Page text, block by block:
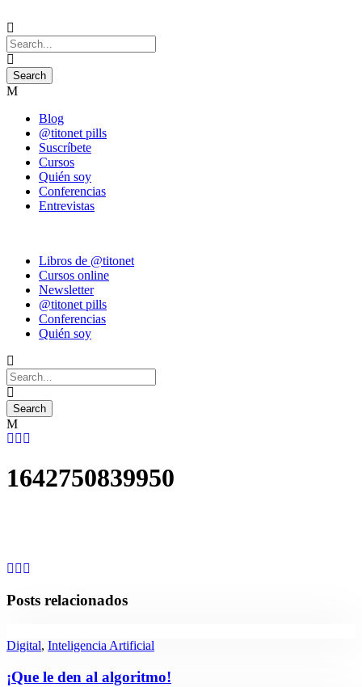
Blog
@titonet pills
Suscríbete
Cursos
Quién soy
Conferencias
Entrevistas
Libros de @titonet
Cursos online
Newsletter
@titonet pills
Conferencias
Quién soy
1642750839950
Posts relacionados
Digital, Inteligencia Artificial
¡Que le den al algoritmo!